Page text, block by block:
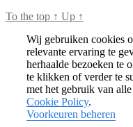
To the top ↑ Up ↑
Wij gebruiken cookies
relevante ervaring te
herhaalde bezoeken te
te klikken of verder te
met het gebruik van
Cookie Policy.
Voorkeuren beheren